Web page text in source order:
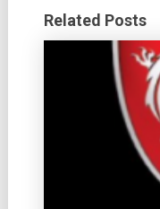
Related Posts